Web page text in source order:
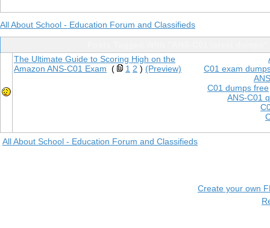
All About School - Education Forum and Classifieds
C01 exam
C01 dumps free
ANS-C01
The Ultimate Guide to Scoring High on the
Amazon ANS-C01 Exam ( 1 2 ) (Preview)
All About School - Education Forum and Classifieds
Create your own